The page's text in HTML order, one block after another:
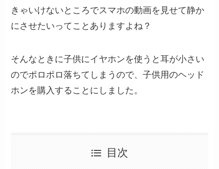
きゃいけないところでスマホの動画を見せて静か
にさせたいってことありますよね？
そんなときに子供にイヤホンを使うと耳が小さい
のでポロポロ落ちてしまうので、子供用のヘッド
ホンを購入することにしました。
目次